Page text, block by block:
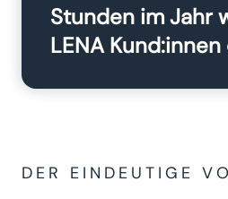
Stunden im Jahr
LENA
DER EINDEUTIGE